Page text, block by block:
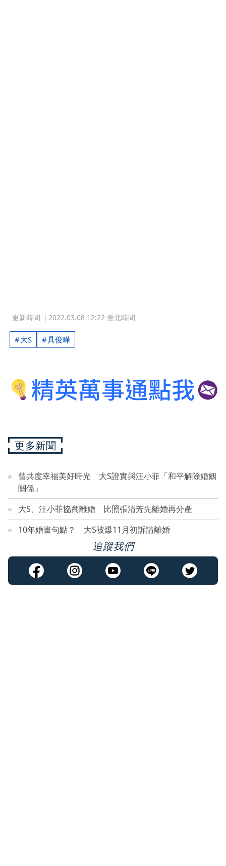
更新時間 2022.03.08 12:22 臺北時間
大S 具俊曄
更多新聞
曾共度幸福美好時光 大S證實與汪小菲「和平解除婚姻
關係」
大S、汪小菲協商離婚 比照張清芳先離婚再分產
10年婚畫句點？ 大S被爆11月初訴請離婚
追蹤我們